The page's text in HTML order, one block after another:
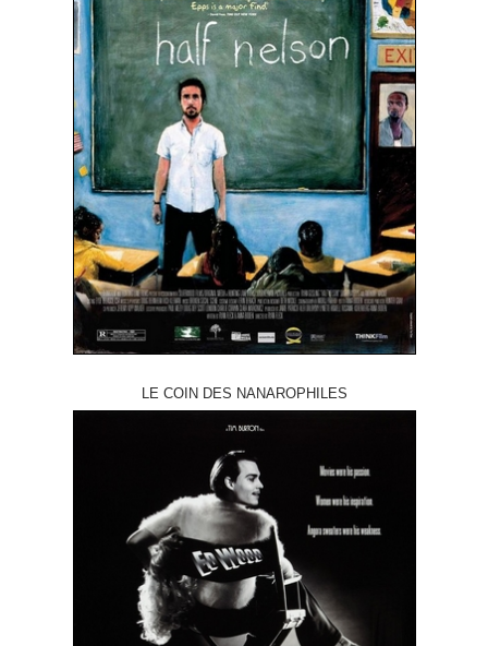
LE COIN DES NANAROPHILES